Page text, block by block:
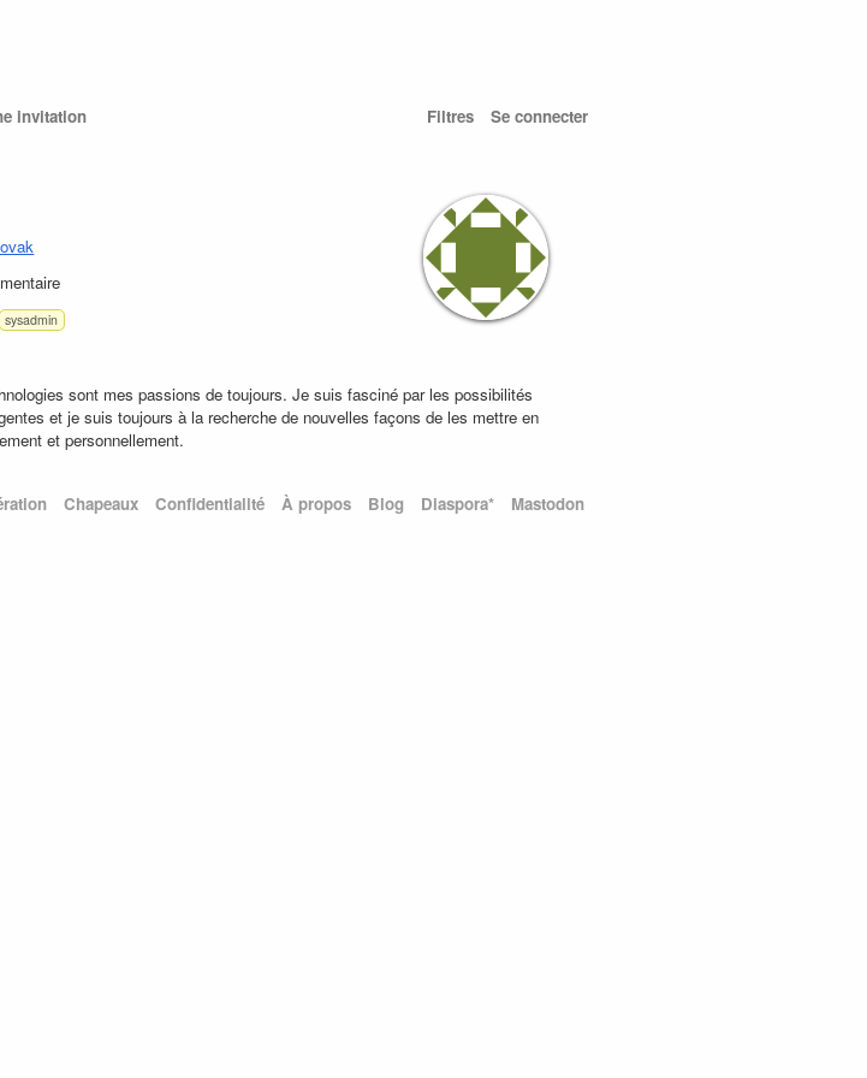
invitation Filtres Se connecter
sysadmin
sont mes passions de toujours. Je suis fasciné par les possibilités
et je suis toujours à la recherche de nouvelles façons de les mettre en
et personnellement.
Chapeaux Confidentialité À propos Blog Diaspora* Mastodon